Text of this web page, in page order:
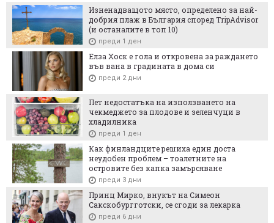
Изненадващото място, определено за най-
добрия плаж в България според TripAdvisor
(и останалите в топ 10)
преди 1 ден
Елза Хоск е гола и откровена за раждането
във вана в градината в дома си
преди 2 дни
Пет недостатъка на използването на
чекмеджето за плодове и зеленчуци в
хладилника
преди 1 ден
Как финландците решиха един доста
неудобен проблем – тоалетните на
островите без капка замърсяване
преди 3 дни
Принц Мирко, внукът на Симеон
Сакскобургготски, се сгоди за лекарка
преди 6 дни